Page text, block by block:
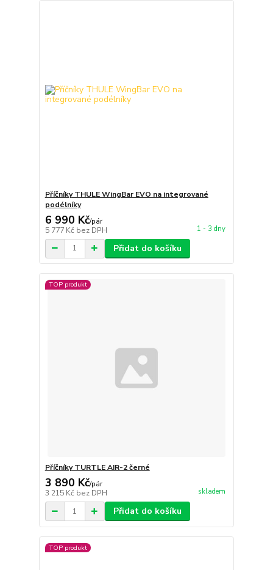
Příčníky THULE WingBar EVO na integrované
podélníky
6 990 Kč/pár
5 777 Kč bez DPH 1 - 3 dny
Přidat do košíku
TOP produkt
Příčníky TURTLE AIR-2 černé
3 890 Kč/pár
3 215 Kč bez DPH skladem
Přidat do košíku
TOP produkt